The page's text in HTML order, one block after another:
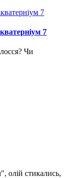
7
Чи
олій стикались,